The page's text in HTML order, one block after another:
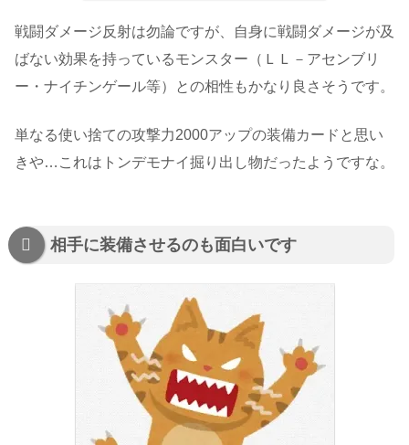
戦闘ダメージ反射は勿論ですが、自身に戦闘ダメージが及
ばない効果を持っているモンスター（ＬＬ－アセンブリ
ー・ナイチンゲール等）との相性もかなり良さそうです。
単なる使い捨ての攻撃力2000アップの装備カードと思い
きや…これはトンデモナイ掘り出し物だったようですな。
相手に装備させるのも面白いです